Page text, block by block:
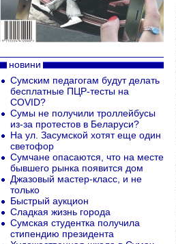
новини
Сумским педагогам будут делать
бесплатные ПЦР-тесты на
COVID?
Сумы не получили троллейбусы
из-за протестов в Беларуси?
На ул. Засумской хотят еще один
светофор
Сумчане опасаются, что на месте
бывшего рынка появится дом
Джазовый мастер-класс, и не
только
Быстрый аукцион
Сладкая жизнь города
Сумская студентка получила
стипендию президента